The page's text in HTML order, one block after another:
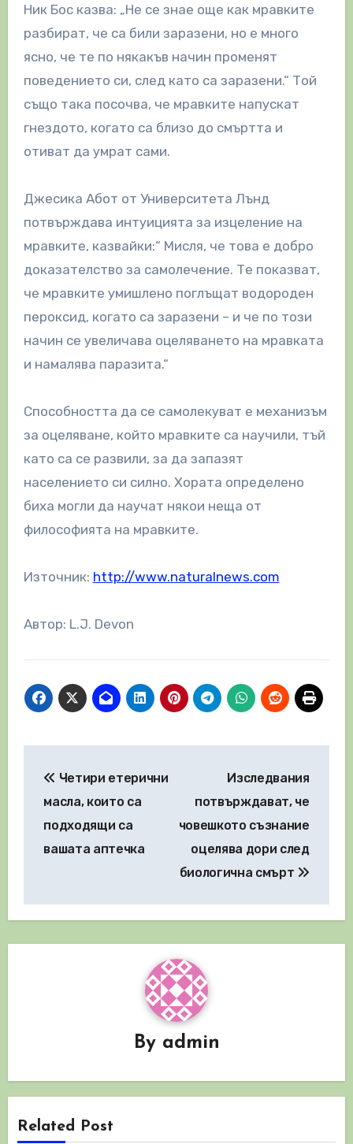
Ник Бос казва: „Не се знае още как мравките
разбират, че са били заразени, но е много
ясно, че те по някакъв начин променят
поведението си, след като са заразени.“ Той
също така посочва, че мравките напускат
гнездото, когато са близо до смъртта и
отиват да умрат сами.
Джесика Абот от Университета Лънд
потвърждава интуицията за изцеление на
мравките, казвайки:“ Мисля, че това е добро
доказателство за самолечение. Те показват,
че мравките умишлено поглъщат водороден
пероксид, когато са заразени – и че по този
начин се увеличава оцеляването на мравката
и намалява паразита.“
Способността да се самолекуват е механизъм
за оцеляване, който мравките са научили, тъй
като са се развили, за да запазят
населението си силно. Хората определено
биха могли да научат някои неща от
философията на мравките.
Източник: http://www.naturalnews.com
Автор: L.J. Devon
Четири етерични
масла, които са
подходящи са
вашата аптечка
Изследвания
потвърждават, че
човешкото съзнание
оцелява дори след
биологична смърт
By admin
Related Post